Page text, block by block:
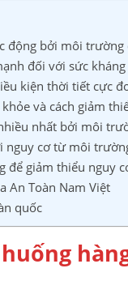
động bởi môi trường
đối với sức
kiện thời tiết cực
và cách giảm
nhất bởi môi
nguy cơ từ môi
giảm thiểu nguy
An Toàn Nam Việt
quốc